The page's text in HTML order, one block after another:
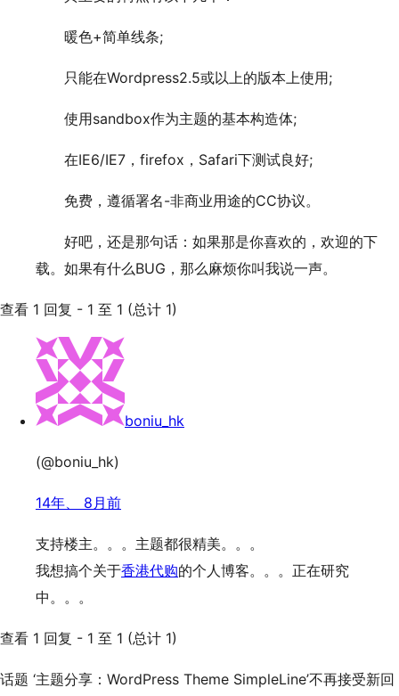
暖色+简单线条;
只能在Wordpress2.5或以上的版本上使用;
使用sandbox作为主题的基本构造体;
在IE6/IE7，firefox，Safari下测试良好;
免费，遵循署名-非商业用途的CC协议。
好吧，还是那句话：如果那是你喜欢的，欢迎的下
载。如果有什么BUG，那么麻烦你叫我说一声。
查看 1 回复 - 1 至 1 (总计 1)
boniu_hk
(@boniu_hk)
14年、 8月前
支持楼主。。。主题都很精美。。。
我想搞个关于香港代购的个人博客。。。正在研究
中。。。
查看 1 回复 - 1 至 1 (总计 1)
话题 ‘主题分享：WordPress Theme SimpleLine’不再接受新回